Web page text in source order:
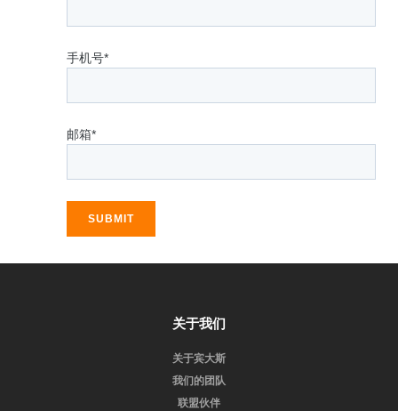
手机号*
邮箱*
SUBMIT
关于我们
关于宾大斯
我们的团队
联盟伙伴